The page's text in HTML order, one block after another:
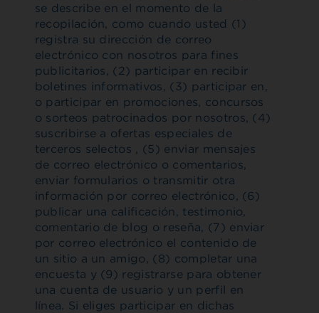
se describe en el momento de la
recopilación, como cuando usted (1)
registra su dirección de correo
electrónico con nosotros para fines
publicitarios, (2) participar en recibir
boletines informativos, (3) participar en,
o participar en promociones, concursos
o sorteos patrocinados por nosotros, (4)
suscribirse a ofertas especiales de
terceros selectos , (5) enviar mensajes
de correo electrónico o comentarios,
enviar formularios o transmitir otra
información por correo electrónico, (6)
publicar una calificación, testimonio,
comentario de blog o reseña, (7) enviar
por correo electrónico el contenido de
un sitio a un amigo, (8) completar una
encuesta y (9) registrarse para obtener
una cuenta de usuario y un perfil en
línea. Si eliges participar en dichas